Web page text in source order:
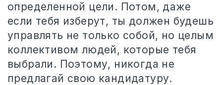
определенной цели. Потом, даже
если тебя изберут, ты должен будешь
управлять не только собой, но целым
коллективом людей, которые тебя
выбрали. Поэтому, никогда не
предлагай свою кандидатуру.